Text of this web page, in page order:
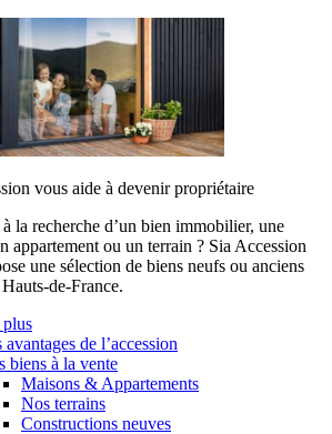
vous aide à devenir propriétaire
à la recherche d’un bien immobilier, une
appartement ou un terrain ? Sia Accession
une sélection de biens neufs ou anciens
de-France.
avantages de l’accession
biens à la vente
Maisons & Appartements
Nos terrains
Constructions neuves